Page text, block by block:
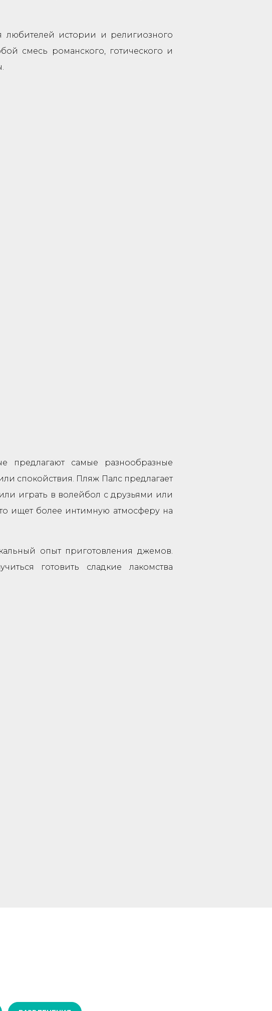
любителей истории и религиозного
смесь романского, готического и
предлагают самые разнообразные
спокойствия. Пляж Палс предлагает
играть в волейбол с друзьями или
ищет более интимную атмосферу на
опыт приготовления джемов.
готовить сладкие лакомства